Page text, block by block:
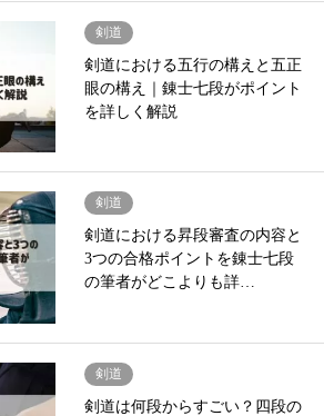
剣道
剣道における五行の構えと五正
眼の構え｜錬士七段がポイント
を詳しく解説
剣道
剣道における昇段審査の内容と
3つの合格ポイントを錬士七段
の筆者がどこよりも詳…
剣道
剣道は何段からすごい？四段の